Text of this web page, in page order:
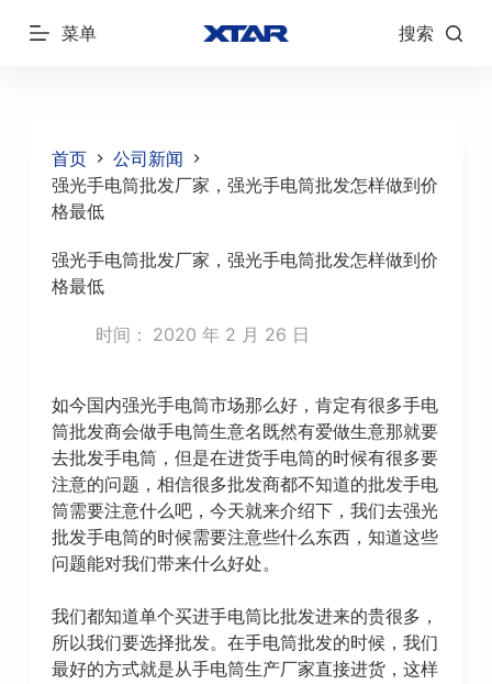
跳
菜单 搜索
首页
公司新闻
强光手电筒批发厂家，强光手电筒批发怎样做到价
格最低
强光手电筒批发厂家，强光手电筒批发怎样做到价
格最低
时间： 2020 年 2 月 26 日
如今国内强光手电筒市场那么好，肯定有很多手电
筒批发商会做手电筒生意名既然有爱做生意那就要
去批发手电筒，但是在进货手电筒的时候有很多要
注意的问题，相信很多批发商都不知道的批发手电
筒需要注意什么吧，今天就来介绍下，我们去强光
批发手电筒的时候需要注意些什么东西，知道这些
问题能对我们带来什么好处。
我们都知道单个买进手电筒比批发进来的贵很多，
所以我们要选择批发。在手电筒批发的时候，我们
最好的方式就是从手电筒生产厂家直接进货，这样